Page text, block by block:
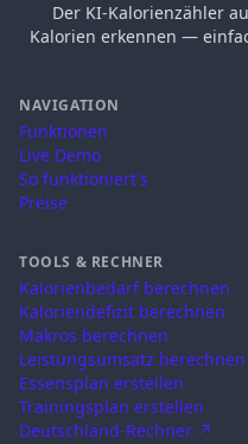
Der KI-Kalorienzähler
Kalorien erkennen —
NAVIGATION
Funktionen
Live Demo
So funktioniert's
Preise
TOOLS & RECHNER
Kalorienbedarf berechnen
Kaloriendefizit berechnen
Makros berechnen
Leistungsumsatz berechnen
Essensplan erstellen
Trainingsplan erstellen
Deutschland-Rechner ↗